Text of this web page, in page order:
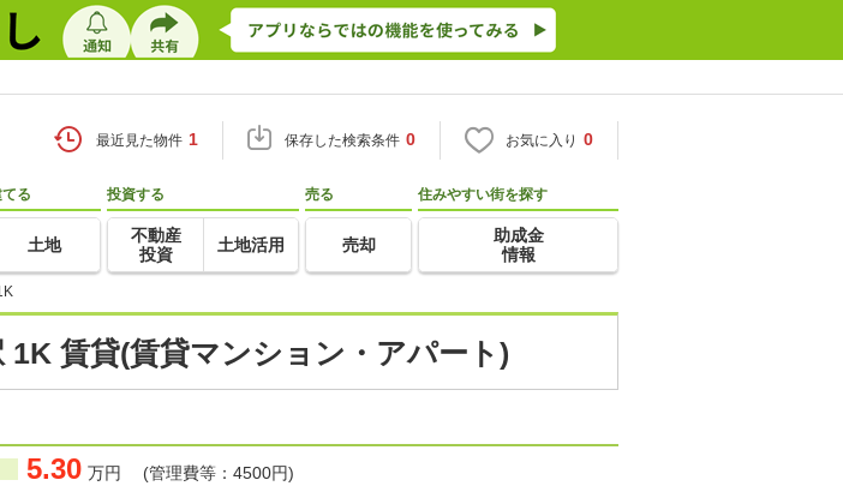
最近見た物件 1 保存した検索条件 0 お気に入り 0
る
土地
投資する
不動産
投資
土地活用
売る
売却
住みやすい街を探す
助成金
情報
1K 賃貸(賃貸マンション・アパート)
5.30 万円 (管理費等：4500円)